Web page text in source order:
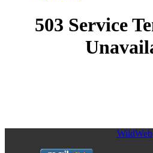
WildWeb